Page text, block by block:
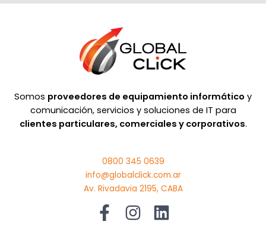
Somos proveedores de equipamiento informático y
comunicación, servicios y soluciones de IT para
clientes particulares, comerciales y corporativos.
0800 345 0639
info@globalclick.com.ar
Av. Rivadavia 2195, CABA